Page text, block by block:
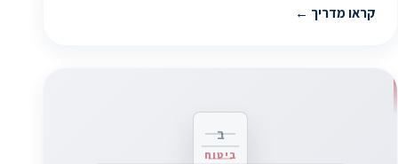
קראו מדריך
ב
ביטוח